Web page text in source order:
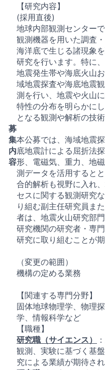
募
集
内
容
【研究内容】
(採用直後)
地球内部観測センター
観測機器を用いた調査
海洋底で生じる諸現象
研究を行います。特に
地震発生帯や海底火山
域地震探査や海底地震
測を行い、地震や火山
特性の分布を明らかに
となる観測や解析の技
本公募では、海域地震
底地震計による屈折法
形、電磁気、重力、地
測データを活用すると
合的解析も視野に入れ
セスに関する観測研究
り組む副主任研究員ま
者は、地震火山研究部
研究機関の研究者・専
研究に取り組むことが期
（変更の範囲）
機構の定める業務
【関連する専門分野】
固体地球物理学、物理
学、情報科学など
【職種】
研究職（サイエンス）
観測、実験に基づく基
究による業績が期待さ